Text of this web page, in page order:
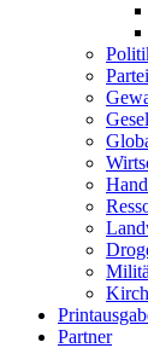
Partner